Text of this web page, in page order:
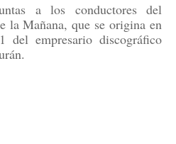
a los conductores del
la Mañana, que se origina en
del empresario discográfico